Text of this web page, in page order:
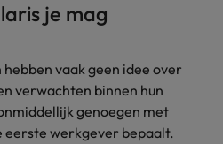
je mag
vaak geen idee over
verwachten binnen hun
genoegen met
eerste werkgever bepaalt.